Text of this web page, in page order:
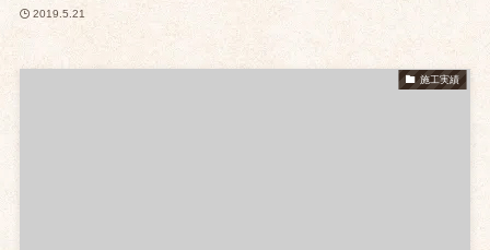
2019.5.21
施工実績